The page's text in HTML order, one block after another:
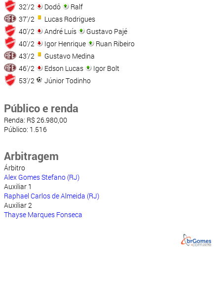
32'/2
Dodô
Ralf
37'/2
Lucas Rodrigues
40'/2
André Luís
Gustavo Pajé
40'/2
Igor Henrique
Ruan Ribeiro
43'/2
Gustavo Medina
46'/2
Edson Lucas
Igor Bolt
53'/2
Júnior Todinho
Público e renda
Renda: R$ 26.980,00
Público: 1.516
Arbitragem
Árbitro
Alex Gomes Stefano (RJ)
Auxiliar 1
Raphael Carlos de Almeida (RJ)
Auxiliar 2
Thayse Marques Fonseca